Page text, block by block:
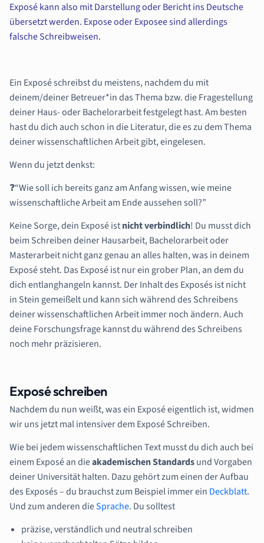
Exposé kann also mit Darstellung oder Bericht ins Deutsche
übersetzt werden. Expose oder Exposee sind allerdings
falsche Schreibweisen.
Ein Exposé schreibst du meistens, nachdem du mit
deinem/deiner Betreuer*in das Thema bzw. die Fragestellung
deiner Haus- oder Bachelorarbeit festgelegt hast. Am besten
hast du dich auch schon in die Literatur, die es zu dem Thema
deiner wissenschaftlichen Arbeit gibt, eingelesen.
Wenn du jetzt denkst:
❓“Wie soll ich bereits ganz am Anfang wissen, wie meine
wissenschaftliche Arbeit am Ende aussehen soll?”
Keine Sorge, dein Exposé istnichtverbindlich! Du musst dich
beim Schreiben deiner Hausarbeit, Bachelorarbeit oder
Masterarbeit nicht ganz genau an alles halten, was in deinem
Exposé steht. Das Exposé ist nur ein grober Plan, an dem du
dich entlanghangeln kannst. Der Inhalt des Exposés ist nicht
in Stein gemeißelt und kann sich während des Schreibens
deiner wissenschaftlichen Arbeit immer noch ändern. Auch
deine Forschungsfrage kannst du während des Schreibens
noch mehr präzisieren.
Exposé schreiben
Nachdem du nun weißt, was ein Exposé eigentlich ist, widmen
wir uns jetzt mal intensiver dem Exposé Schreiben.
Wie bei jedem wissenschaftlichen Text musst du dich auch bei
einem Exposé an dieakademischenStandardsund Vorgaben
deiner Universität halten. Dazu gehört zum einen der Aufbau
des Exposés – du brauchst zum Beispiel immer ein Deckblatt.
Und zum anderen dieSprache. Du solltest
präzise, verständlich und neutral schreiben